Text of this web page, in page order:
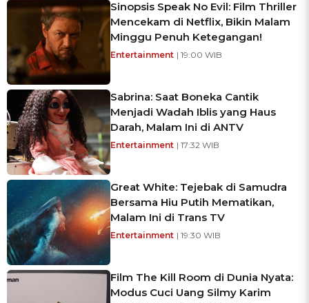
Sinopsis Speak No Evil: Film Thriller
Mencekam di Netflix, Bikin Malam
Minggu Penuh Ketegangan!
Entertainment | 19:00 WIB
Sabrina: Saat Boneka Cantik
Menjadi Wadah Iblis yang Haus
Darah, Malam Ini di ANTV
Entertainment | 17:32 WIB
Great White: Tejebak di Samudra
Bersama Hiu Putih Mematikan,
Malam Ini di Trans TV
Entertainment | 19:30 WIB
Film The Kill Room di Dunia Nyata:
Modus Cuci Uang Silmy Karim